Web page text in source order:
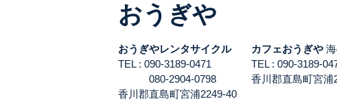
おうぎや
おうぎやレンタサイクル
TEL : 090-3189-0471
080-2904-0798
香川郡直島町宮浦2249-40
カフェおうぎや
TEL : 090-3189-
香川郡直島町宮浦